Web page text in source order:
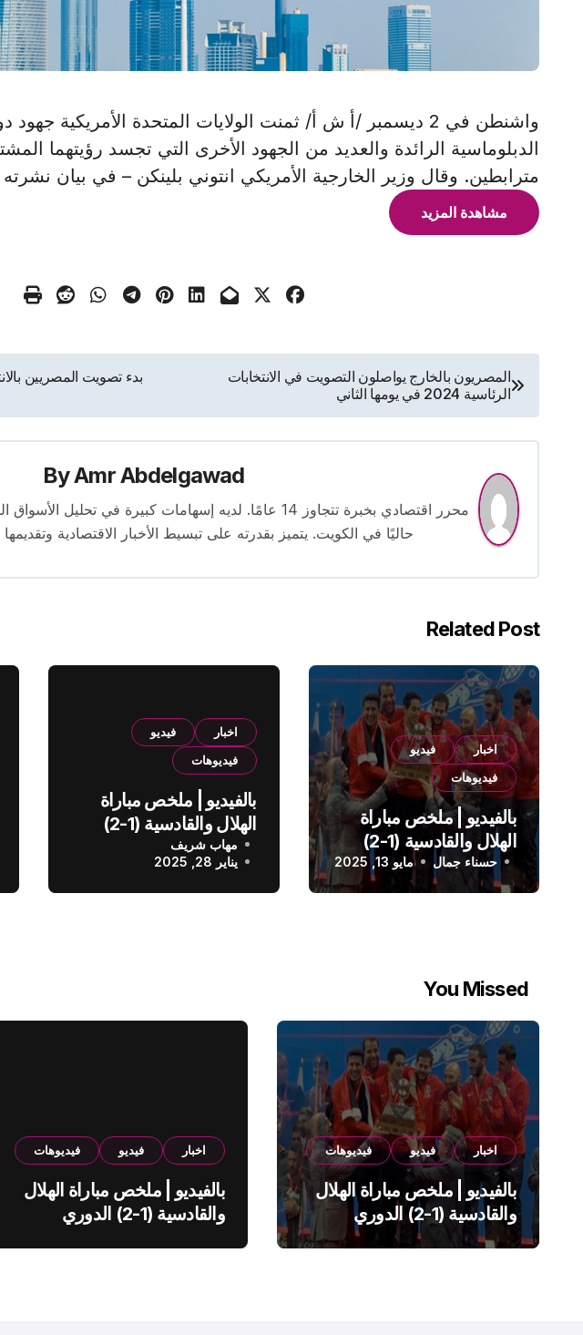
واشنطن في 2 ديسمبر /أ ش أ/ ثمنت الولايات المتحدة الأمريكية
الدبلوماسية الرائدة والعديد من الجهود الأخرى التي تجسد رؤيتهما
مترابطين. وقال وزير الخارجية الأمريكي انتوني بلينكن – في بيان نشرته
مشاهدة المزيد
تصفّح
المقالات
المصريون بالخارج يواصلون التصويت في الانتخابات
الرئاسية 2024 في يومها الثاني
بدء تصويت المصريين
ByAmr Abdelgawad
محرر اقتصادي بخبرة تتجاوز 14 عامًا. لديه إسهامات كبيرة في
حاليًا في الكويت. يتميز بقدرته على تبسيط الأخبار الاقتصادية
Related Post
اخبار
فيديو
فيديوهات
بالفيديو | ملخص مباراة
الهلال والقادسية (1-2)
الدوري السعودي
حسناء جمال مايو 13, 2025
اخبار
فيديو
فيديوهات
بالفيديو | ملخص مباراة
الهلال والقادسية (1-2)
الدوري السعودي
مهاب شريف
يناير 28, 2025
You Missed
اخبار فيديو فيديوهات
بالفيديو | ملخص مباراة الهلال
والقادسية (1-2) الدوري
السعودي
اخبار فيديو فيديوهات
بالفيديو | ملخص مباراة الهلال
والقادسية (1-2) الدوري